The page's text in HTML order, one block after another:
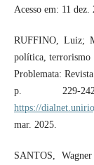
Acesso em: 11 dez.
RUFFINO, Luiz;
política, terrorismo
Problemata:
p. 229-
https://
mar. 2025.
SANTOS,